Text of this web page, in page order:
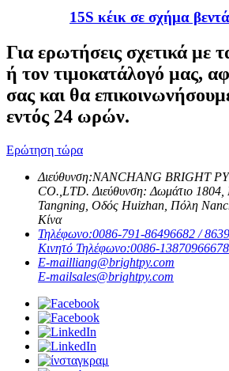
15S κέικ σε σχήμα
Για ερωτήσεις σχετικά με
ή τον τιμοκατάλογό μας,
σας και θα
εντός 24 ωρών.
Ερώτηση τώρα
Διεύθυνση:NANCHANG BRIGHT
CO.,LTD. Διεύθυνση: Δωμάτιο 1804,
Tangning, Οδός Huizhan, Πόλη
Κίνα
Τηλέφωνο:0086-791-86496682 /
Κινητό Τηλέφωνο:0086-13870966678
E-mailliang@brightpy.com
E-mailsales@brightpy.com